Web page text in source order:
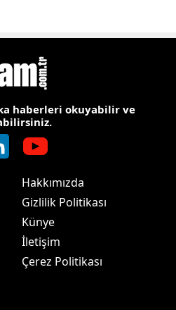
haberleri okuyabilir ve
Hakkımızda
Gizlilik Politikası
Künye
İletişim
Çerez Politikası